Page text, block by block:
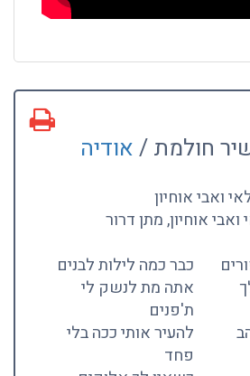
חולמת /אודיה
ואבי אוחיון
אוחיון, מתן דרור
כבר כמה לילות לבנים
אתה מת לנשק לי
ת'פנים
להעיר אותי ככה בלי
פחד